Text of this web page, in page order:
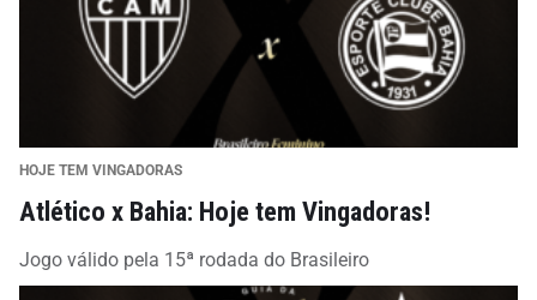
HOJE TEM VINGADORAS
Atlético x Bahia: Hoje tem Vingadoras!
Jogo válido pela 15ª rodada do Brasileiro